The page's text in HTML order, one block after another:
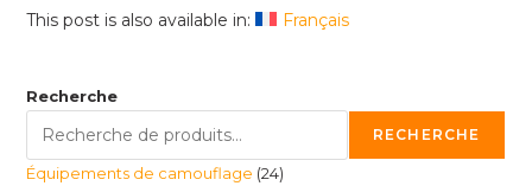
This post is also available in: Français
Recherche
RECHERCHE
Équipements de camouflage 2424